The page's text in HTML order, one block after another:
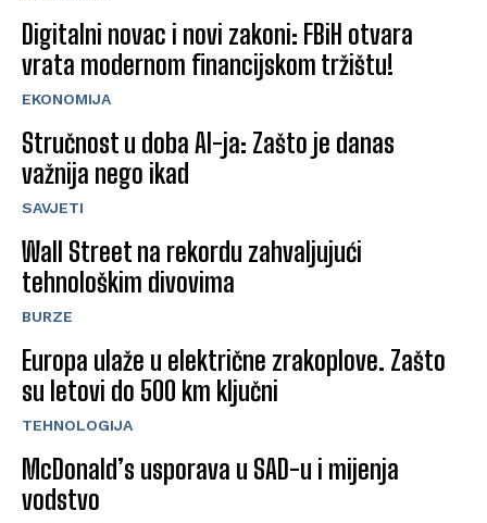
Digitalni novac i novi zakoni: FBiH otvara
vrata modernom financijskom tržištu!
EKONOMIJA
Stručnost u doba AI-ja: Zašto je danas
važnija nego ikad
SAVJETI
Wall Street na rekordu zahvaljujući
tehnološkim divovima
BURZE
Europa ulaže u električne zrakoplove. Zašto
su letovi do 500 km ključni
TEHNOLOGIJA
McDonald’s usporava u SAD-u i mijenja
vodstvo